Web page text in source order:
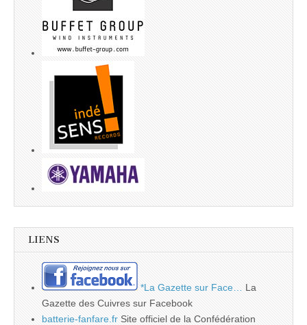
LIENS
*La Gazette sur Face…
La
Gazette des Cuivres sur Facebook
batterie-fanfare.fr Site officiel de la Confédération